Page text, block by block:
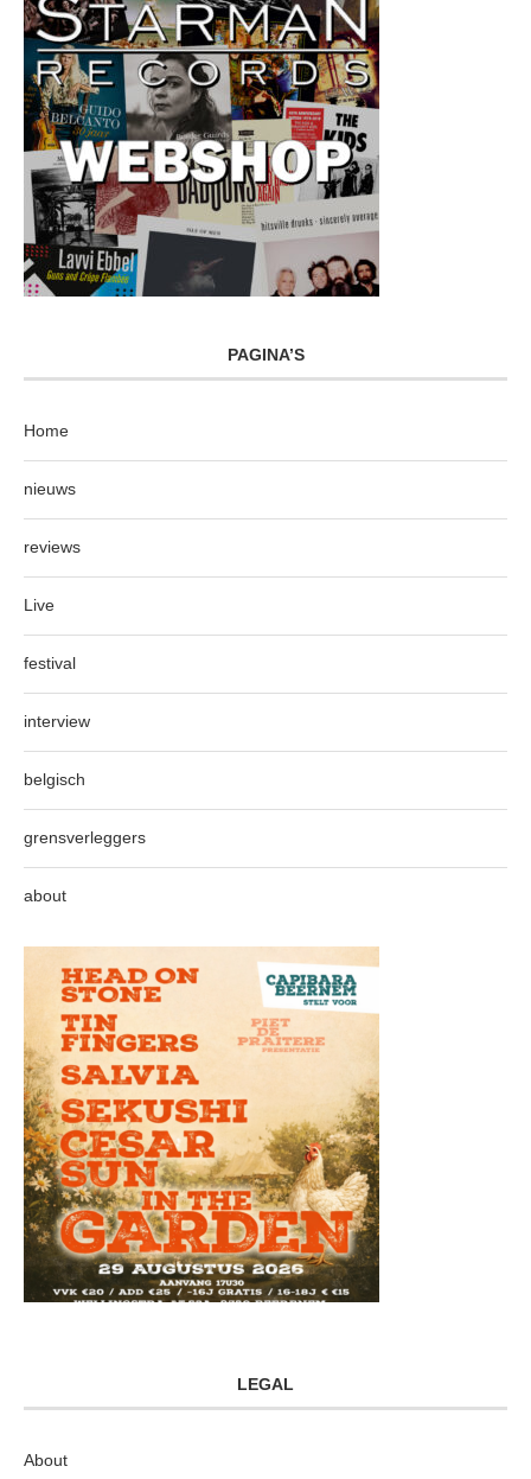
PAGINA’S
Home
nieuws
reviews
Live
festival
interview
belgisch
grensverleggers
about
LEGAL
About